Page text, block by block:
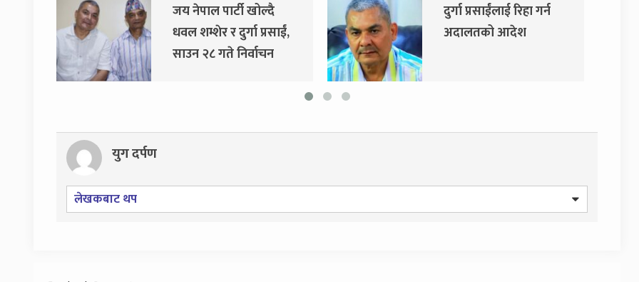
जय नेपाल पार्टी खोल्दै
धवल शम्शेर र दुर्गा प्रसाईं,
साउन २८ गते निर्वाचन
आयोग जाने
दुर्गा प्रसाईंलाई रिहा गर्न
अदालतको आदेश
युग दर्पण
लेखकबाट थप